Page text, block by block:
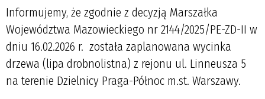
Informujemy, że zgodnie z decyzją Marszałka
Województwa Mazowieckiego nr 2144/2025/PE-ZD-II w
dniu 16.02.2026 r. została zaplanowana wycinka
drzewa (lipa drobnolistna) z rejonu ul. Linneusza 5
na terenie Dzielnicy Praga-Północ m.st. Warszawy.